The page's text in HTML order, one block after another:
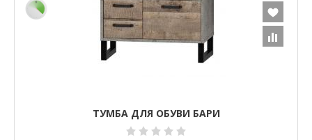
ТУМБА ДЛЯ ОБУВИ БАРИ